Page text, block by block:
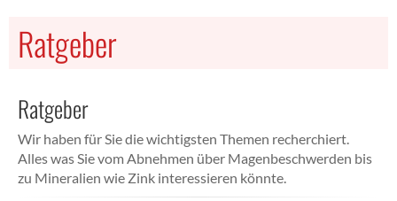
Ratgeber
Ratgeber
Wir haben für Sie die wichtigsten Themen recherchiert.
Alles was Sie vom Abnehmen über Magenbeschwerden bis
zu Mineralien wie Zink interessieren könnte.